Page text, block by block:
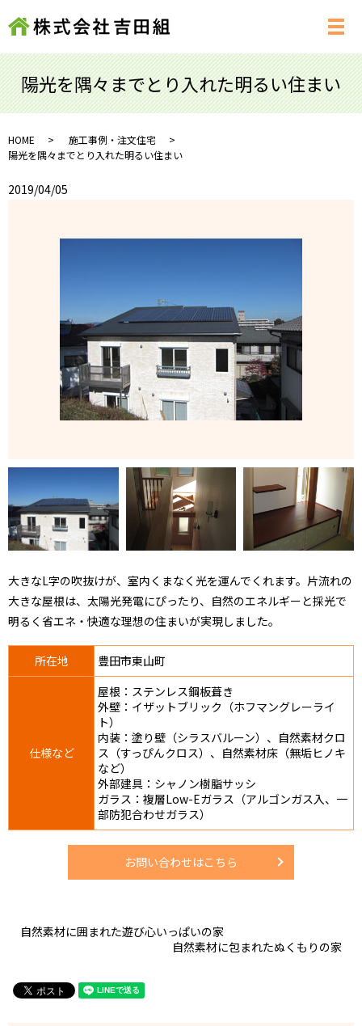
メ
陽光を隅々までとり入れた明るい住まい
HOME
施工事例・注文住宅
陽光を隅々までとり入れた明るい住まい
2019/04/05
大きなL字の吹抜けが、室内くまなく光を運んでくれます。片流れの
大きな屋根は、太陽光発電にぴったり、自然のエネルギーと採光で
明るく省エネ・快適な理想の住まいが実現しました。
所在地 豊田市東山町
仕様など
屋根：ステンレス鋼板葺き
外壁：イザットブリック（ホフマングレーライ
ト）
内装：塗り壁（シラスバルーン）、自然素材クロ
ス（すっぴんクロス）、自然素材床（無垢ヒノキ
など）
外部建具：シャノン樹脂サッシ
ガラス：複層Low-Eガラス（アルゴンガス入、一
部防犯合わせガラス）
お問い合わせはこちら
自然素材に囲まれた遊び心いっぱいの家
自然素材に包まれたぬくもりの家